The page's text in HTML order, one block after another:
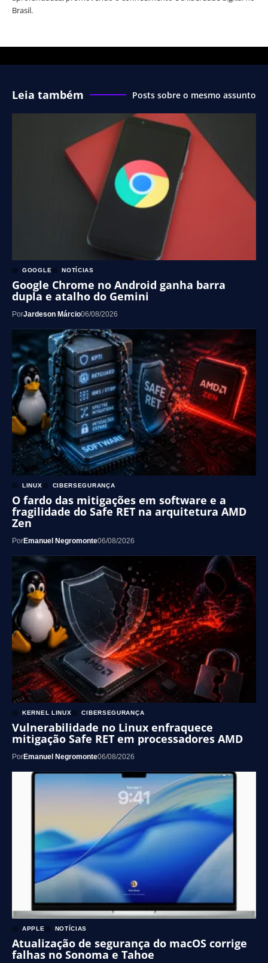
Brasil.
Leia também Posts sobre o mesmo assunto
GOOGLE NOTÍCIAS
Google Chrome no Android ganha barra
dupla e atalho do Gemini
PorJardeson Márcio06/08/2026
LINUX CIBERSEGURANÇA
O fardo das mitigações em software e a
fragilidade do Safe RET na arquitetura AMD
Zen
PorEmanuel Negromonte06/08/2026
KERNEL LINUX CIBERSEGURANÇA
Vulnerabilidade no Linux enfraquece
mitigação Safe RET em processadores AMD
PorEmanuel Negromonte06/08/2026
APPLE NOTÍCIAS
Atualização de segurança do macOS corrige
falhas no Sonoma e Tahoe